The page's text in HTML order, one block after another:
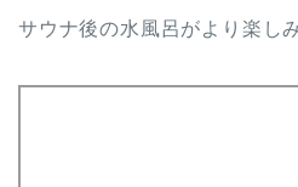
サウナ後の水風呂がより楽し